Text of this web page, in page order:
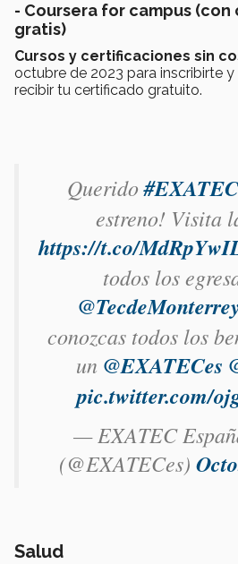
- Coursera for campus
gratis)
Cursos y certificaciones sin
octubre de 2023 para inscribirte
recibir tu certificado gratuito.
Querido#EXATEC
estreno! Visita
https://t.co/
todos los
conozcas todos los
un @EXATECes
pic.twitter.com/
— EXATEC
(@EXATECes)
Salud